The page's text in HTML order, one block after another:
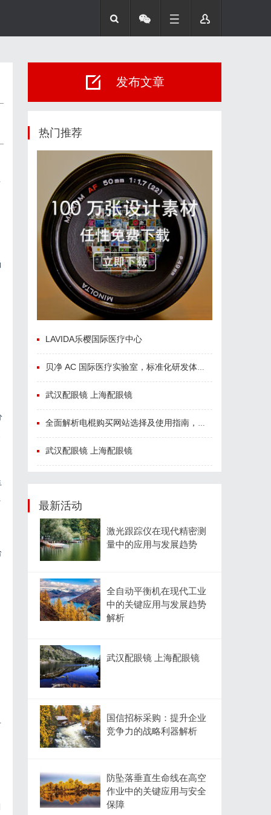
发布文章
热门推荐
LAVIDA乐樱国际医疗中心
贝净 AC 国际医疗实验室，标准化研发体系全解析
武汉配眼镜 上海配眼镜
全面解析电棍购买网站选择及使用指南，保障安全与合法性
武汉配眼镜 上海配眼镜
最新活动
激光跟踪仪在现代精密测
量中的应用与发展趋势
全自动平衡机在现代工业
中的关键应用与发展趋势
解析
武汉配眼镜 上海配眼镜
国信招标采购：提升企业
竞争力的战略利器解析
防坠落垂直生命线在高空
作业中的关键应用与安全
保障